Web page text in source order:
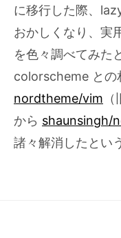
に移行した際、
おかしくなり、実
を色々調べてみた
colorscheme との
nordtheme/vim
から shaunsingh/
諸々解消したとい